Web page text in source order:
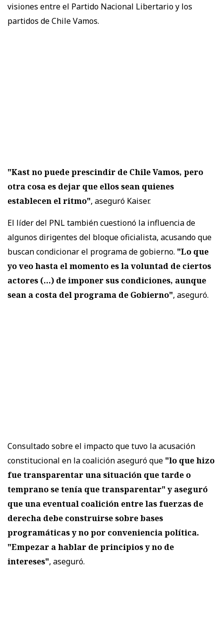
visiones entre el Partido Nacional Libertario y los
partidos de Chile Vamos.
"Kast no puede prescindir de Chile Vamos, pero
otra cosa es dejar que ellos sean quienes
establecen el ritmo", aseguró Kaiser.
El líder del PNL también cuestionó la influencia de
algunos dirigentes del bloque oficialista, acusando que
buscan condicionar el programa de gobierno. "Lo que
yo veo hasta el momento es la voluntad de ciertos
actores (...) de imponer sus condiciones, aunque
sean a costa del programa de Gobierno", aseguró.
Consultado sobre el impacto que tuvo la acusación
constitucional en la coalición aseguró que "lo que hizo
fue transparentar una situación que tarde o
temprano se tenía que transparentar" y aseguró
que una eventual coalición entre las fuerzas de
derecha debe construirse sobre bases
programáticas y no por conveniencia política.
"Empezar a hablar de principios y no de
intereses", aseguró.